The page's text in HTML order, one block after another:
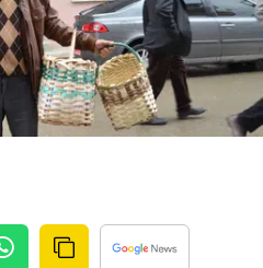
Muş
Nevşehir
Niğde
Sakarya